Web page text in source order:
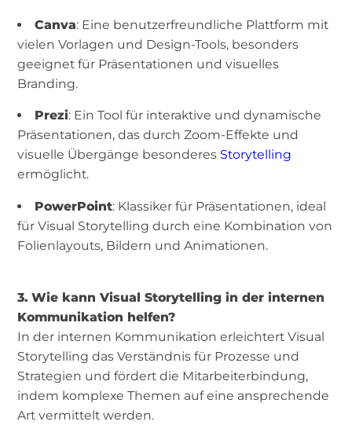
Canva: Eine benutzerfreundliche Plattform mit
vielen Vorlagen und Design-Tools, besonders
geeignet für Präsentationen und visuelles
Branding.
Prezi: Ein Tool für interaktive und dynamische
Präsentationen, das durch Zoom-Effekte und
visuelle Übergänge besonderesStorytelling
ermöglicht.
PowerPoint: Klassiker für Präsentationen, ideal
für Visual Storytelling durch eine Kombination von
Folienlayouts, Bildern und Animationen.
3. Wie kann Visual Storytelling in der internen
Kommunikation helfen?
In der internen Kommunikation erleichtert Visual
Storytelling das Verständnis für Prozesse und
Strategien und fördert die Mitarbeiterbindung,
indem komplexe Themen auf eine ansprechende
Art vermittelt werden.